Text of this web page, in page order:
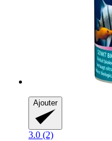
Ajouter
3.0 (2)